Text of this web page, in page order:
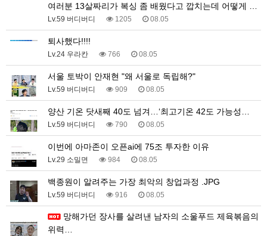
여러분 13살짜리가 복싱 좀 배웠다고 깝치는데 어떻게 …
Lv.59 버디버디 1205 08.05
퇴사했다!!!!
Lv.24 우라칸 766 08.05
서울 토박이 안재현 "왜 서울로 독립해?"
Lv.59 버디버디 909 08.05
양산 기온 닷새째 40도 넘겨…‘최고기온 42도 가능성…
Lv.59 버디버디 790 08.05
이번에 아마존이 오픈ai에 75조 투자한 이유
Lv.29 소밀면 984 08.05
백종원이 알려주는 가장 최악의 창업과정 .JPG
Lv.59 버디버디 916 08.05
위력…